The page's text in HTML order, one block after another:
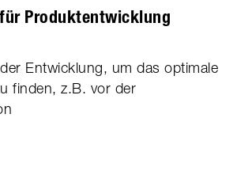
Produktentwicklung
Entwicklung, um das optimale
finden, z.B. vor der